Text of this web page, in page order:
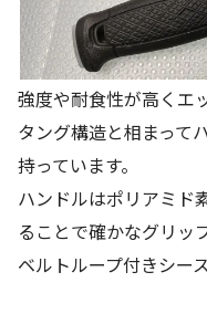
強度や耐食性が高くエ
タング構造と相まって
持っています。
ハンドルはポリアミド
ることで確かなグリッ
ベルトループ付きシー